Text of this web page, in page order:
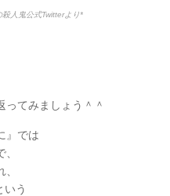
人鬼公式Twitterより*
ってみましょう＾＾
』では
いう